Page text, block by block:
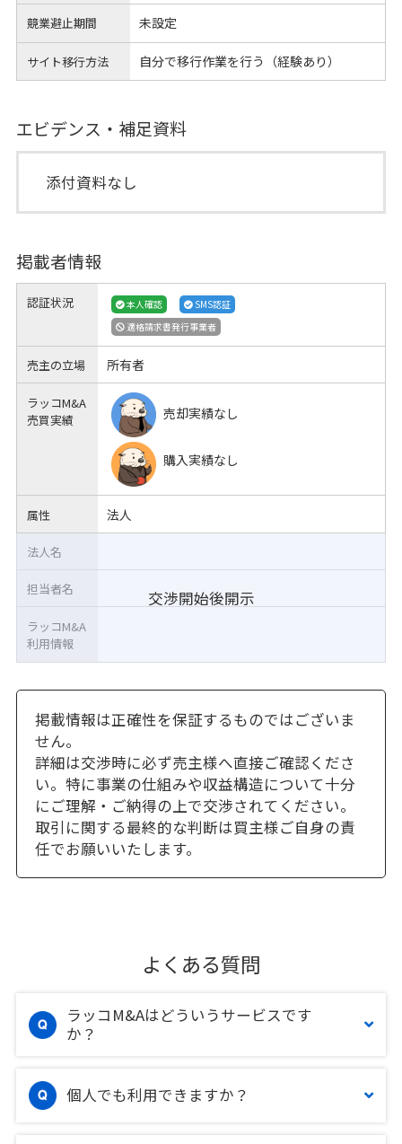
競業避止期間 未設定
サイト移行方法 自分で移行作業を行う（経験あり）
エビデンス・補足資料
添付資料なし
掲載者情報
認証状況 本人確認
SMS認証
適格請求書発行事業者
売主の立場 所有者
ラッコM&A
売買実績
売却実績なし
購入実績なし
属性 法人
交渉開始後開示
法人名
担当者名
ラッコM&A
利用情報
掲載情報は正確性を保証するものではございま
せん。
詳細は交渉時に必ず売主様へ直接ご確認くださ
い。特に事業の仕組みや収益構造について十分
にご理解・ご納得の上で交渉されてください。
取引に関する最終的な判断は買主様ご自身の責
任でお願いいたします。
よくある質問
ラッコM&Aはどういうサービスです
か？
個人でも利用できますか？